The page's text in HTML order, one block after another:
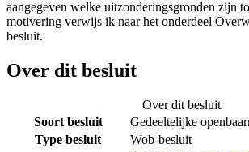
aangegeven welke uitzonderingsgronden zijn
motivering verwijs ik naar het onderdeel
besluit.
Over dit besluit
Over dit besluit
Soort besluit
Gedeeltelijke
Type besluit
Wob-besluit